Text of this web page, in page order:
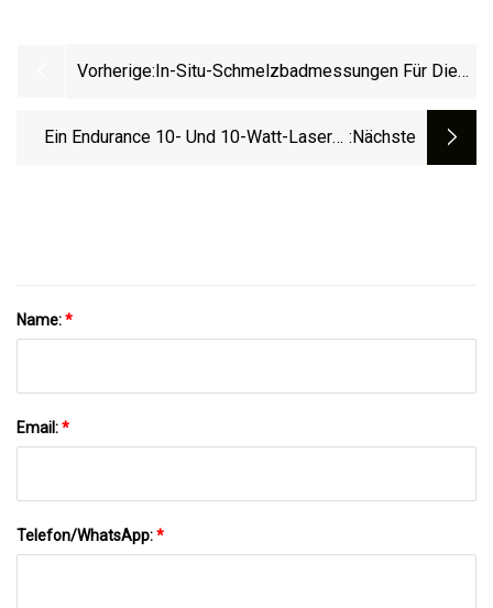
Vorherige: In-Situ-Schmelzbadmessungen Für Die
Multi-Sensing Und Korrelationsanalyse
Ein Endurance 10- Und 10-Watt-Laser+- :nächste
Name:*
Email:*
Telefon/WhatsApp:*